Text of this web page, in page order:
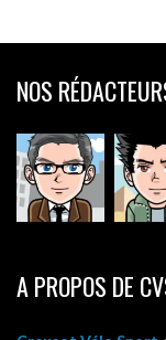
NOS
A PROPOS DE